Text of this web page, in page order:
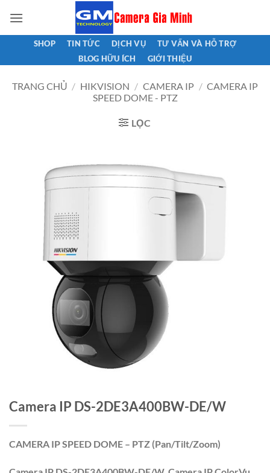
qua
nội
SHOP TIN TỨC DỊCH VỤ
TƯ VẤN VÀ HỖ TRỢ
BLOG HỮU ÍCH
GIỚI THIỆU
TRANG CHỦ / HIKVISION / CAMERA IP / CAMERA IP
SPEED DOME - PTZ
LỌC
Camera IP DS-2DE3A400BW-DE/W
CAMERA IP SPEED DOME – PTZ (Pan/Tilt/Zoom)